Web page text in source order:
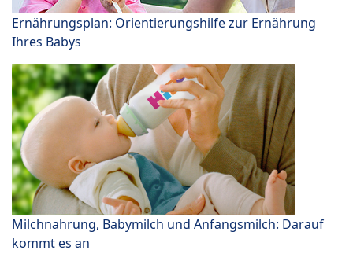
Ernährungsplan: Orientierungshilfe zur Ernährung
Ihres Babys
Milchnahrung, Babymilch und Anfangsmilch: Darauf
kommt es an